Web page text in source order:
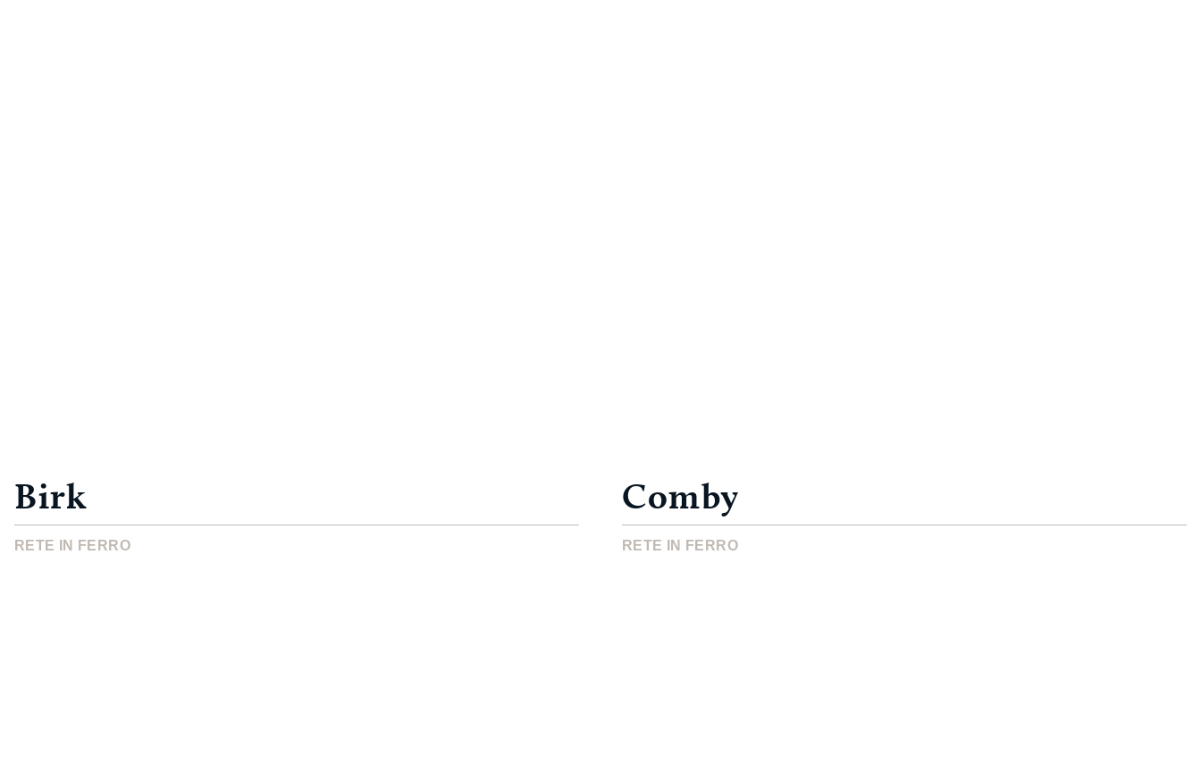
Birk
RETE IN FERRO
Comby
RETE IN FERRO